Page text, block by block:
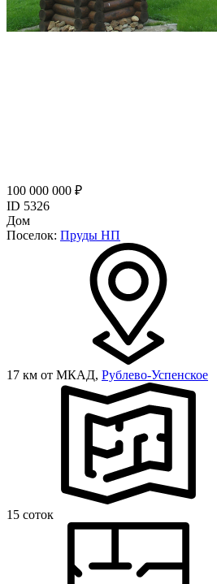
100 000 000 ₽
ID 5326
Дом
Поселок: Пруды НП
17 км от МКАД, Рублево-Успенское
15 соток